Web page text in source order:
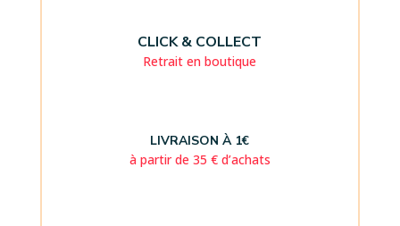
CLICK & COLLECT
Retrait en boutique
LIVRAISON À 1€
à partir de 35 € d’achats